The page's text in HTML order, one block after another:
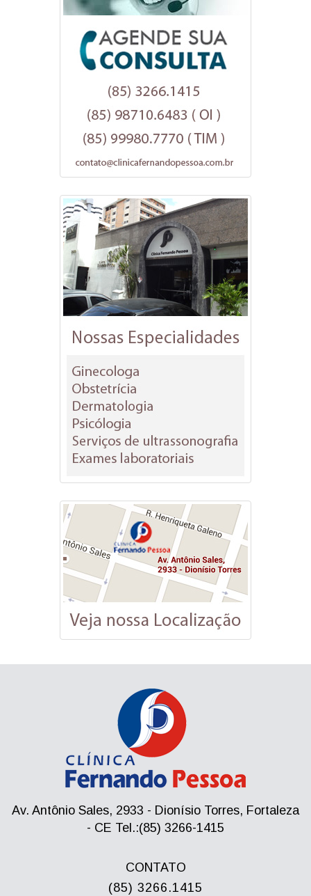
Av. Antônio Sales, 2933 - Dionísio Torres, Fortaleza
- CE Tel.:(85) 3266-1415
CONTATO
(85) 3266.1415